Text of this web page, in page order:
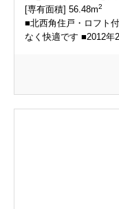
[専有面積] 56.48m2
■北西角住戸・ロフト
なく快適です ■2012